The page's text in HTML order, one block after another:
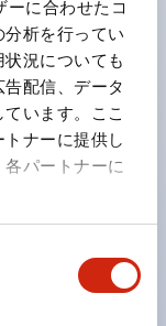
ーに合わせたコ
析を行ってい
況についても
配信、データ
います。ここ
ナーに提供し
パートナーに
クトブロック
、ダイレクト
対応可能になり
球）。これま